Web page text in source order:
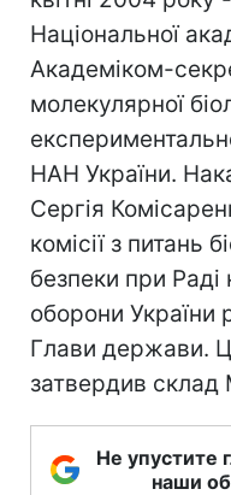
Національної
Академіком-
молекулярної
НАН України.
Сергія
комісії з питань
безпеки при Раді
оборони України
Глави держави.
затвердив склад
Не упустите
наши